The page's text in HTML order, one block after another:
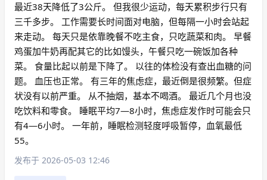
最近38天降低了3公斤。 但我很少运动，每天累积步行只有
三千多步。 工作需要长时间面对电脑，但每隔一小时会站起
来走动。 每天只是依靠晚餐不吃主食，只吃蔬菜和肉。 早餐
鸡蛋加牛奶再配其它的比如馒头，午餐只吃一碗饭加各种
菜。 食量比起以前是下降了。 以往的体检没有查出血糖的问
题。 血压也正常。 有三年的焦虑症，最近倒是很频繁。但症
状没有以前严重。 从不抽烟，基本不喝酒。 最近几个月也没
吃饮料和零食。 睡眠平均7—8小时，焦虑症发作时可能会只
有4—6小时。 一年前，睡眠检测轻度呼吸暂停，血氧最低
55。
发布于 2026-05-03 12:46